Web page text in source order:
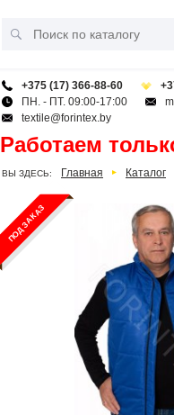
+375 (17) 366-88-60
ПН. - ПТ. 09:00-17:00
textile@forintex.by
Работаем
ВЫ ЗДЕСЬ: Главная Каталог
ПОД ЗАКАЗ